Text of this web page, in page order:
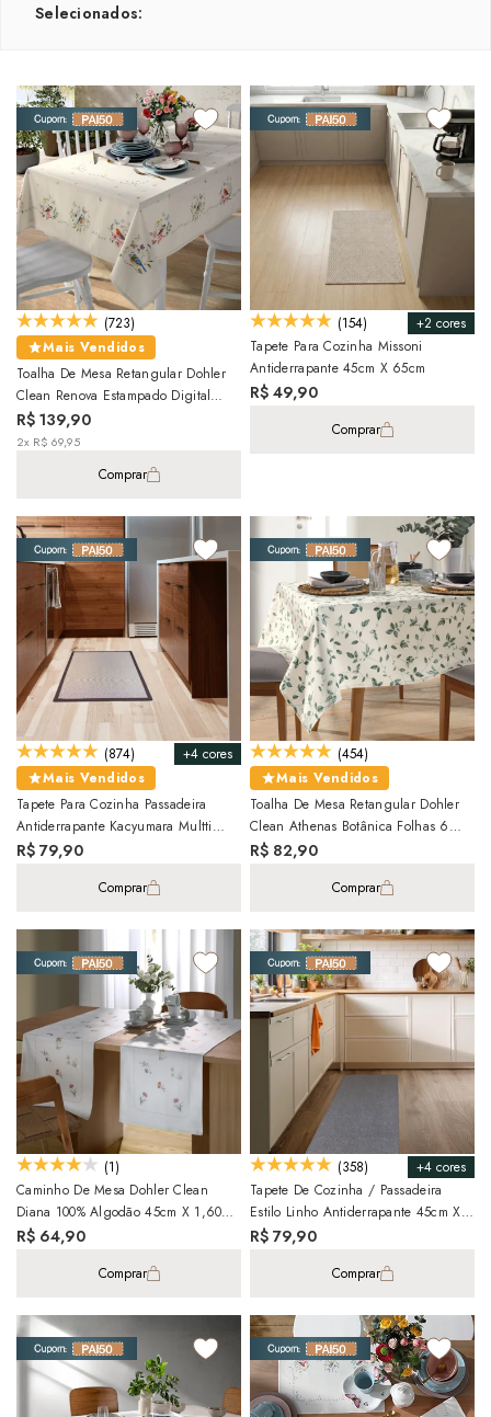
Selecionados:
(723)
Mais Vendidos
Toalha De Mesa Retangular Dohler
Clean Renova Estampado Digital
Jardim 8 Lugares 1,60m X 2,70m
R$ 139,90
2x R$ 69,95
Comprar
+2 cores
(154)
Tapete Para Cozinha Missoni
Antiderrapante 45cm X 65cm
R$ 49,90
Comprar
+4 cores
(874)
Mais Vendidos
Tapete Para Cozinha Passadeira
Antiderrapante Kacyumara Multti
50cm X 70cm
R$ 79,90
Comprar
(454)
Mais Vendidos
Toalha De Mesa Retangular Dohler
Clean Athenas Botânica Folhas 6
Lugares 1,40m X 2,10m
R$ 82,90
Comprar
(1)
Caminho De Mesa Dohler Clean
Diana 100% Algodão 45cm X 1,60m
(1 Peça)
R$ 64,90
Comprar
+4 cores
(358)
Tapete De Cozinha / Passadeira
Estilo Linho Antiderrapante 45cm X
1,10m
R$ 79,90
Comprar